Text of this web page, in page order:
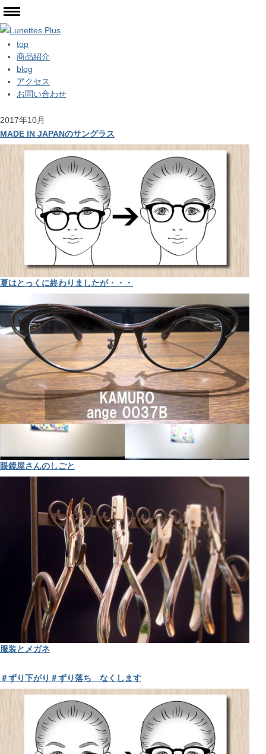
top
商品紹介
blog
アクセス
お問い合わせ
2017年10月
MADE IN JAPANのサングラス
夏はとっくに終わりましたが・・・
眼鏡屋さんのしごと
服装とメガネ
＃ずり下がり＃ずり落ち なくします